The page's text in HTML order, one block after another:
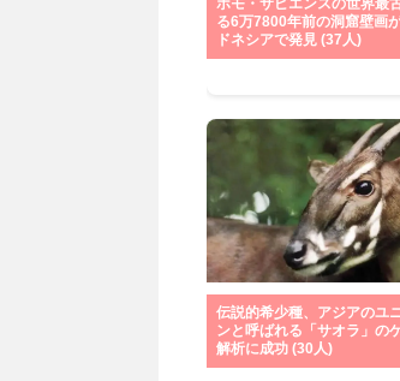
ホモ・サピエンスの世界最
る6万7800年前の洞窟壁画
ドネシアで発見 (37人)
伝説的希少種、アジアのユ
ンと呼ばれる「サオラ」の
解析に成功 (30人)